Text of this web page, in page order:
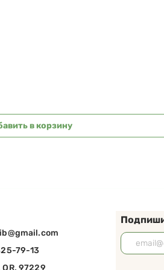
в корзину
79-13